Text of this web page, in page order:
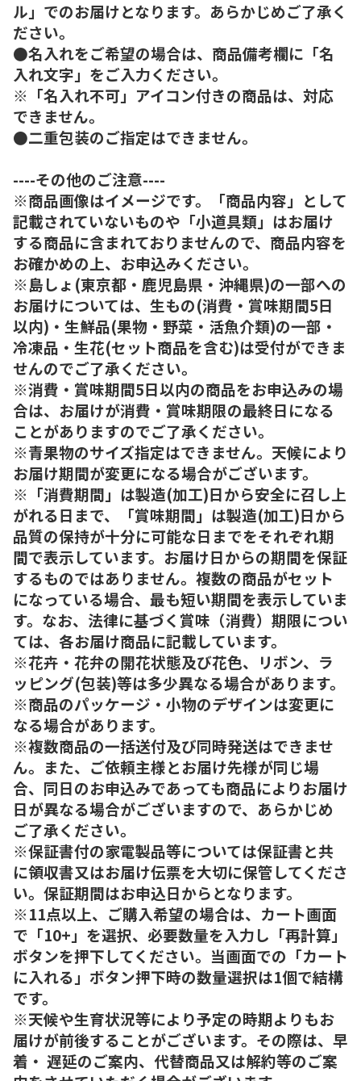
ル」でのお届けとなります。あらかじめご了承く
ださい。
●名入れをご希望の場合は、商品備考欄に「名
入れ文字」をご入力ください。
※「名入れ不可」アイコン付きの商品は、対応
できません。
●二重包装のご指定はできません。
----その他のご注意----
※商品画像はイメージです。「商品内容」として
記載されていないものや「小道具類」はお届け
する商品に含まれておりませんので、商品内容を
お確かめの上、お申込みください。
※島しょ(東京都・鹿児島県・沖縄県)の一部への
お届けについては、生もの(消費・賞味期間5日
以内)・生鮮品(果物・野菜・活魚介類)の一部・
冷凍品・生花(セット商品を含む)は受付ができま
せんのでご了承ください。
※消費・賞味期間5日以内の商品をお申込みの場
合は、お届けが消費・賞味期限の最終日になる
ことがありますのでご了承ください。
※青果物のサイズ指定はできません。天候により
お届け期間が変更になる場合がございます。
※「消費期間」は製造(加工)日から安全に召し上
がれる日まで、「賞味期間」は製造(加工)日から
品質の保持が十分に可能な日までをそれぞれ期
間で表示しています。お届け日からの期間を保証
するものではありません。複数の商品がセット
になっている場合、最も短い期間を表示していま
す。なお、法律に基づく賞味（消費）期限につい
ては、各お届け商品に記載しています。
※花卉・花弁の開花状態及び花色、リボン、ラ
ッピング(包装)等は多少異なる場合があります。
※商品のパッケージ・小物のデザインは変更に
なる場合があります。
※複数商品の一括送付及び同時発送はできませ
ん。また、ご依頼主様とお届け先様が同じ場
合、同日のお申込みであっても商品によりお届け
日が異なる場合がございますので、あらかじめ
ご了承ください。
※保証書付の家電製品等については保証書と共
に領収書又はお届け伝票を大切に保管してくださ
い。保証期間はお申込日からとなります。
※11点以上、ご購入希望の場合は、カート画面
で「10+」を選択、必要数量を入力し「再計算」
ボタンを押下してください。当画面での「カート
に入れる」ボタン押下時の数量選択は1個で結構
です。
※天候や生育状況等により予定の時期よりもお
届けが前後することがございます。その際は、早
着・ 遅延のご案内、代替商品又は解約等のご案